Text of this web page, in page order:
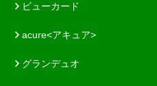
ビューカード
acure<アキュア>
グランデュオ